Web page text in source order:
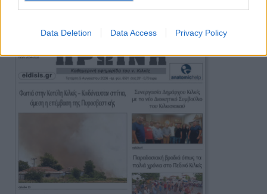
Data Deletion Data Access Privacy Policy